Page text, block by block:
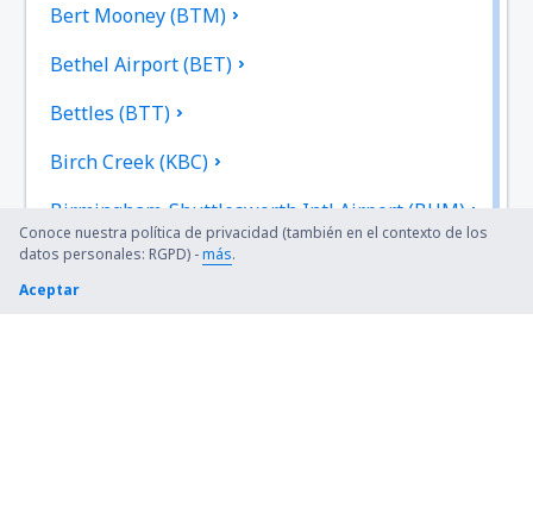
Bert Mooney (BTM)
Bethel Airport (BET)
Bettles (BTT)
Birch Creek (KBC)
Birmingham-Shuttlesworth Intl Airport (BHM)
Bishop (FNT)
Conoce nuestra política de privacidad (también en el contexto de los
datos personales: RGPD) -más.
Aceptar